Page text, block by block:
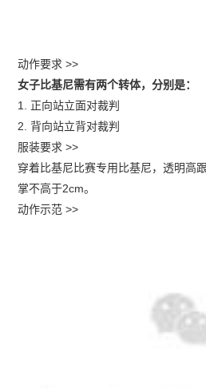
动作要求 >>
女子比基尼需有两个转体，分别是：
1. 正向站立面对裁判
2. 背向站立背对裁判
服装要求 >>
穿着比基尼比赛专用比基尼，透明高
掌不高于2cm。
动作示范 >>